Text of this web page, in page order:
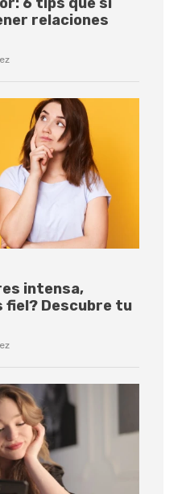
relaciones
intensa,
fiel? Descubre tu